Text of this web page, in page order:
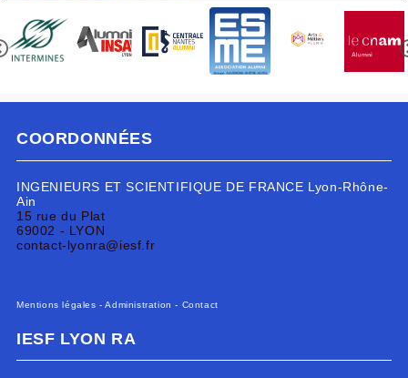
COORDONNÉES
INGENIEURS ET SCIENTIFIQUE DE FRANCE Lyon-Rhône-
Ain
15 rue du Plat
69002 - LYON
contact-lyonra@iesf.fr
Mentions légales -Administration - Contact
IESF LYON RA